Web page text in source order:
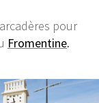
pour
Fromentine.